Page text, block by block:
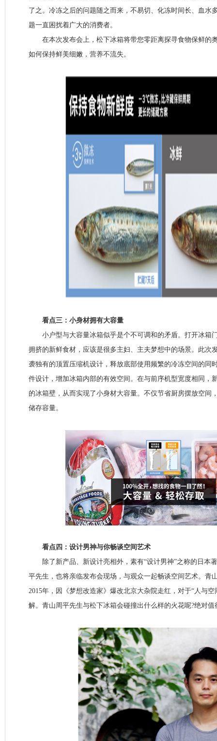
了之。冷冻之后的问题随之而来，不易切、化冻时间长、血水
题一直困扰着广大的消费者。
在本次发布会上，松下冰箱将带您零距离探寻食物保鲜的
如何保持鲜美细嫩，营养不流失。
看点三：小身材拥有大容量
小户型与大容量冰箱似乎是个不可调和的矛盾。打开冰箱
拥挤的新鲜食材，应该是很多主妇、主夫梦想中的场景。此次
袭独有的顶置压缩机设计，释放底部使用频繁的冷冻空间的同
件设计，增加冰箱内部的有效空间。在与前序机型宽度相同，
的冰箱壁，从而实现了小身材大容量。不仅节省厨房摆放空间
储存容量。
看点四：设计男神与你畅谈空间艺术
除了新产品、新设计亮相外，素有“设计男神”之称的日本
平先生，也将亲临发布会现场，与观众一起畅谈空间艺术。青
2015年，因《梦想改造家》爆改北京大杂院走红，对于“人与
解。青山周平先生与松下冰箱会碰撞出什么样的火花呢?绝对值